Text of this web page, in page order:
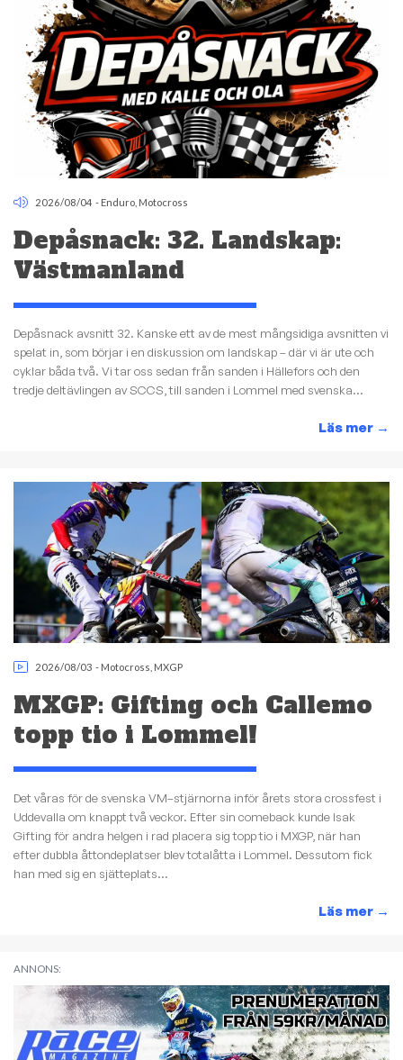
2026/08/04 - Enduro Motocross
Depåsnack: 32. Landskap:
Västmanland
Depåsnack avsnitt 32. Kanske ett av de mest mångsidiga avsnitten vi
spelat in, som börjar i en diskussion om landskap – där vi är ute och
cyklar båda två. Vi tar oss sedan från sanden i Hällefors och den
tredje deltävlingen av SCCS, till sanden i Lommel med svenska...
Läs mer →
2026/08/03 - Motocross MXGP
MXGP: Gifting och Callemo
topp tio i Lommel!
Det våras för de svenska VM–stjärnorna inför årets stora crossfest i
Uddevalla om knappt två veckor. Efter sin comeback kunde Isak
Gifting för andra helgen i rad placera sig topp tio i MXGP, när han
efter dubbla åttondeplatser blev totalåtta i Lommel. Dessutom fick
han med sig en sjätteplats...
Läs mer →
ANNONS: